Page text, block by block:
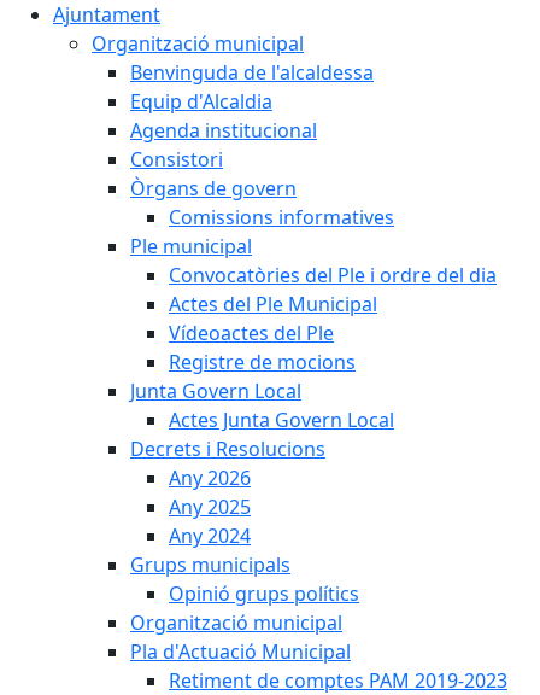
Ajuntament
Organització municipal
Benvinguda de l'alcaldessa
Equip d'Alcaldia
Agenda institucional
Consistori
Òrgans de govern
Comissions informatives
Ple municipal
Convocatòries del Ple i ordre del dia
Actes del Ple Municipal
Vídeoactes del Ple
Registre de mocions
Junta Govern Local
Actes Junta Govern Local
Decrets i Resolucions
Any 2026
Any 2025
Any 2024
Grups municipals
Opinió grups polítics
Organització municipal
Pla d'Actuació Municipal
Retiment de comptes PAM 2019-2023